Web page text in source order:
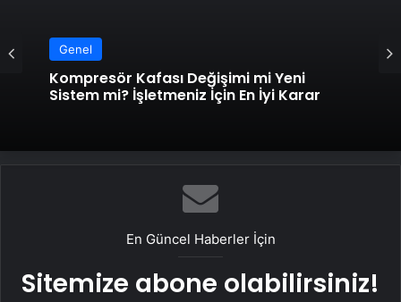
Genel
Kompresör Kafası Değişimi mi Yeni
Sistem mi? İşletmeniz İçin En İyi Karar
Genel
Datahost İle Güvenilir Sunucu Hizmetleri
En Güncel Haberler İçin
Sitemize abone olabilirsiniz!